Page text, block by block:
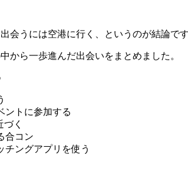
会うには空港に行く、というのが結論で
から一歩進んだ出会いをまとめました。
ントに参加する
づく
合コン
チングアプリを使う